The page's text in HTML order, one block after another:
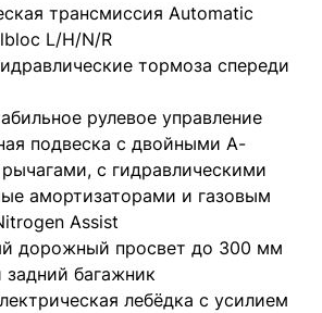
трансмиссия Automatic
L/H/N/R
тормоза спереди
рулевое управление
подвеска с двойными А-
с гидравлическими
амортизаторами и газовым
Assist
дорожный просвет до 300 мм
багажник
лебёдка с усилием